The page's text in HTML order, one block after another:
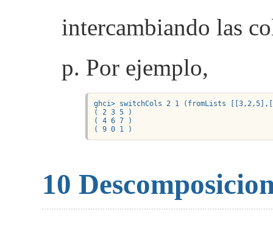
intercambiando las
p. Por ejemplo,
ghci> switchCols 2 1 (fromLists
( 2 3 5 )
( 4 6 7 )
( 9 0 1 )
10